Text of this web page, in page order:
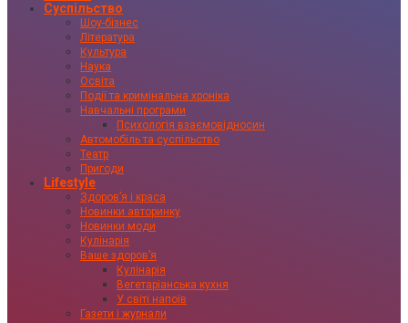
Суспільство
Шоу-бізнес
Література
Культура
Наука
Освіта
Події та кримінальна хроніка
Навчальні програми
Психологія взаємовідносин
Автомобіль та суспільство
Театр
Пригоди
Lifestyle
Здоровʼя і краса
Новинки авторинку
Новинки моди
Кулінарія
Ваше здоровʼя
Кулінарія
Вегетаріанська кухня
У світі напоїв
Газети і журнали